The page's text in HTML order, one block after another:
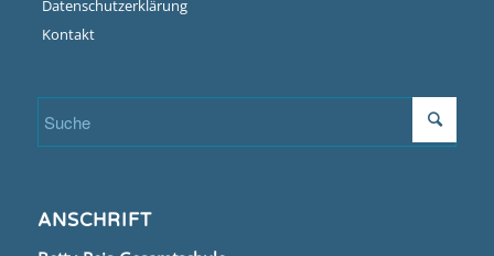
Datenschutzerklärung
Kontakt
ANSCHRIFT